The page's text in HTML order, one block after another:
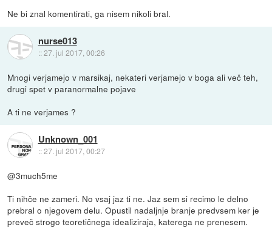
Ne bi znal komentirati, ga nisem nikoli bral.
nurse013
::27. jul 2017, 00:26
Mnogi verjamejo v marsikaj, nekateri verjamejo v boga ali več teh,
drugi spet v paranormalne pojave
A ti ne verjames ?
Unknown_001
::27. jul 2017, 00:27
@3much5me
Ti nihče ne zameri. No vsaj jaz ti ne. Jaz sem si recimo le delno
prebral o njegovem delu. Opustil nadaljnje branje predvsem ker je
preveč strogo teoretičnega idealiziraja, katerega ne prenesem.